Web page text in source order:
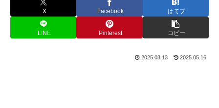
X Facebook はてブ
LINE Pinterest コピー
2025.03.13 2025.05.16